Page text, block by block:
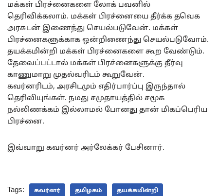
மக்கள் பிரச்னைகளை லோக் பவனில்
தெரிவிக்கலாம். மக்கள் பிரச்னையை தீர்க்க தவெக
அரசுடன் இணைந்து செயல்படுவேன். மக்கள்
பிரச்னைகளுக்காக ஒன்றிணைந்து செயல்படுவோம்.
தயக்கமின்றி மக்கள் பிரச்னைகளை கூற வேண்டும்.
தேவைப்பட்டால் மக்கள் பிரச்னைகளுக்கு தீர்வு
காணுமாறு முதல்வரிடம் கூறுவேன்.
கவர்னரிடம், அரசிடமும் எதிர்பார்ப்பு இருந்தால்
தெரிவியுங்கள். நமது சமுதாயத்தில் சமூக
நல்லிணக்கம் இல்லாமல் போனது தான் மிகப்பெரிய
பிரச்னை.
இவ்வாறு கவர்னர் அர்லேக்கர் பேசினார்.
Tags: கவர்னர் தமிழகம் தயக்கமின்றி